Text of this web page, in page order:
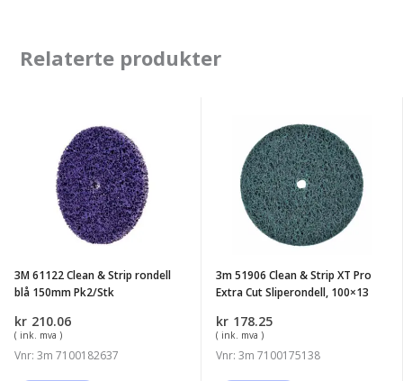
Relaterte produkter
150mm
3M 61122 Clean & Strip rondell
blå 150mm Pk2/Stk
kr 210.06
( ink. mva )
Vnr: 3m 7100182637
51906
Clean
Strip
Extra
Sliperondell,
100x13
3m 51906 Clean & Strip XT Pro
Extra Cut Sliperondell, 100×13
kr 178.25
( ink. mva )
Vnr: 3m 7100175138